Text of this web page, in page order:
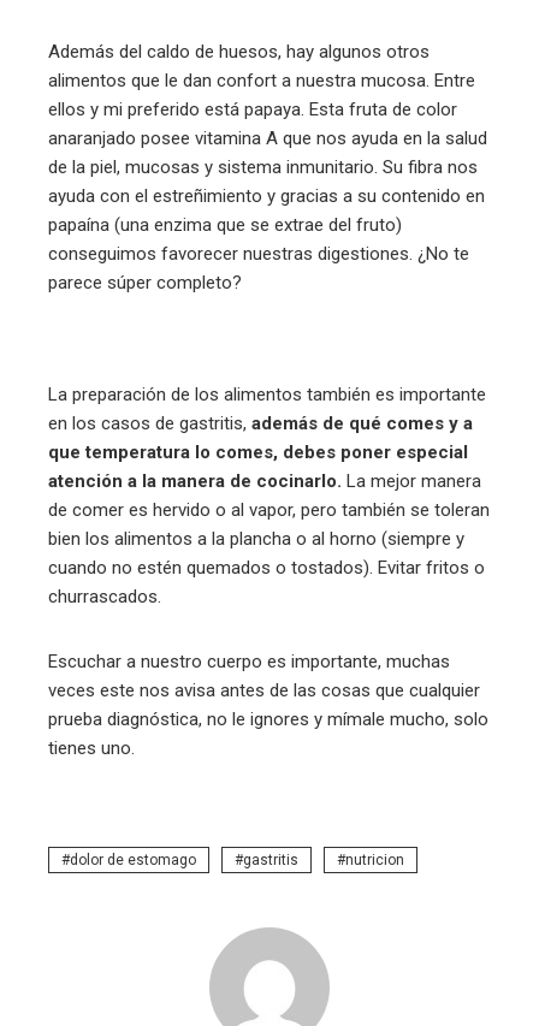
Además del caldo de huesos, hay algunos otros
alimentos que le dan confort a nuestra mucosa. Entre
ellos y mi preferido está papaya. Esta fruta de color
anaranjado posee vitamina A que nos ayuda en la salud
de la piel, mucosas y sistema inmunitario. Su fibra nos
ayuda con el estreñimiento y gracias a su contenido en
papaína (una enzima que se extrae del fruto)
conseguimos favorecer nuestras digestiones. ¿No te
parece súper completo?
La preparación de los alimentos también es importante
en los casos de gastritis, además de qué comes y a
que temperatura lo comes, debes poner especial
atención a la manera de cocinarlo. La mejor manera
de comer es hervido o al vapor, pero también se toleran
bien los alimentos a la plancha o al horno (siempre y
cuando no estén quemados o tostados). Evitar fritos o
churrascados.
Escuchar a nuestro cuerpo es importante, muchas
veces este nos avisa antes de las cosas que cualquier
prueba diagnóstica, no le ignores y mímale mucho, solo
tienes uno.
dolor de estomago gastritis nutricion